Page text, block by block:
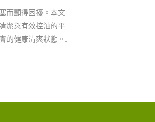
而顯得困擾。本文
潔與有效控油的平
健康清爽狀態。...